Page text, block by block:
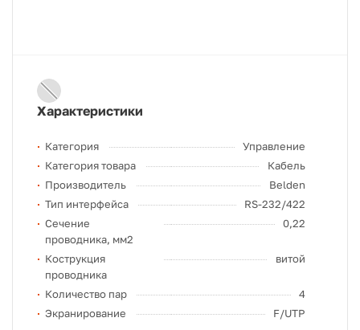
Характеристики
Категория
Управление
Категория товара
Кабель
Производитель
Belden
Тип интерфейса
RS-232/422
Сечение
проводника, мм2
0,22
Кострукция
проводника
витой
Количество пар
4
Экранирование
F/UTP